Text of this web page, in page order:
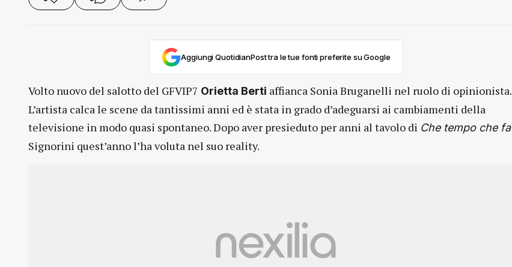
Aggiungi QuotidianPost tra le tue fonti preferite su Google
Volto nuovo del salotto del GFVIP7 Orietta Berti affianca Sonia Bruganelli nel ruolo di opinionista.
L’artista calca le scene da tantissimi anni ed è stata in grado d’adeguarsi ai cambiamenti della
televisione in modo quasi spontaneo. Dopo aver presieduto per anni al tavolo di Che tempo che fa
Signorini quest’anno l’ha voluta nel suo reality.